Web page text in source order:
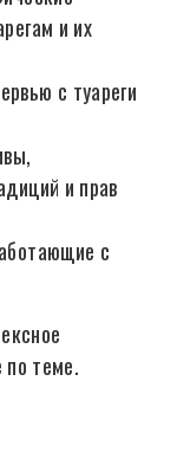
и их
с туареги
и прав
с
теме.